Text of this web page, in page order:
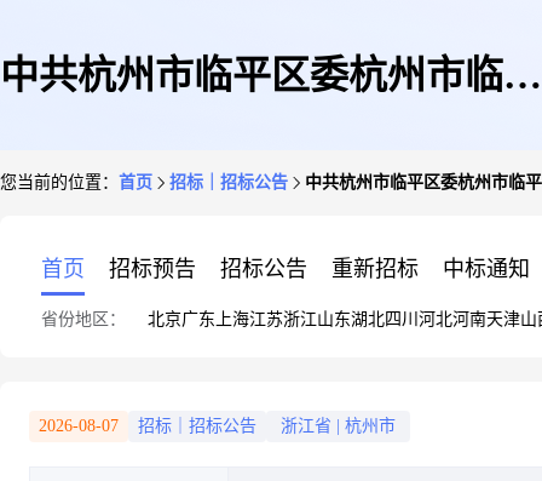
中共杭州市临平区委杭州市临平
您当前的位置： 首页 招标｜招标公告 中共杭州市临平区委杭州市临
首页 招标预告 招标公告 重新招标 中标通知
省份地区： 北京广东 上海江苏浙江山东湖北四川 河北河南天津山
2026-08-07 招标｜招标公告 浙江省 杭州市